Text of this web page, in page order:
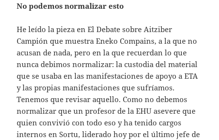
No podemos normalizar esto
He leído la pieza en El Debate sobre Aitziber
Campión que muestra Eneko Compains, a la que no
acusan de nada, pero en la que recuerdan lo que
nunca debimos normalizar: la custodia del material
que se usaba en las manifestaciones de apoyo a ETA
y las propias manifestaciones que sufríamos.
Tenemos que revisar aquello. Como no debemos
normalizar que un profesor de la EHU asevere que
quien convivió con todo eso y ha tenido cargos
internos en Sortu, liderado hoy por el último jefe de